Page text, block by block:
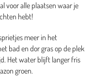
voor alle plaatsen waar je
hebt!
meer in het
bad en dor gras op de plek
Het water blijft langer fris
groen.